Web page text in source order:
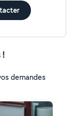
!
demandes